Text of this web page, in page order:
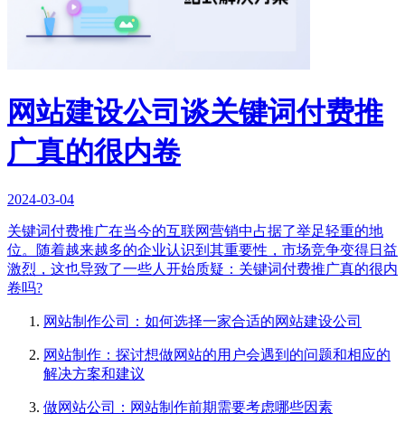
网站建设公司谈关键词付费推
广真的很内卷
2024-03-04
关键词付费推广在当今的互联网营销中占据了举足轻重的地
位。随着越来越多的企业认识到其重要性，市场竞争变得日益
激烈，这也导致了一些人开始质疑：关键词付费推广真的很内
卷吗?
网站制作公司：如何选择一家合适的网站建设公司
网站制作：探讨想做网站的用户会遇到的问题和相应的
解决方案和建议
做网站公司：网站制作前期需要考虑哪些因素